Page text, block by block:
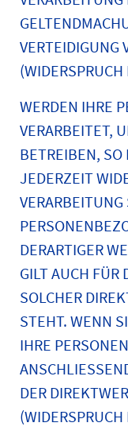
VERTEIDIGUNG
WERDEN IHRE
VERARBEITET,
BETREIBEN, SO
JEDERZEIT
DERARTIGER
GILT AUCH FÜR
SOLCHER
STEHT. WENN
IHRE
DER